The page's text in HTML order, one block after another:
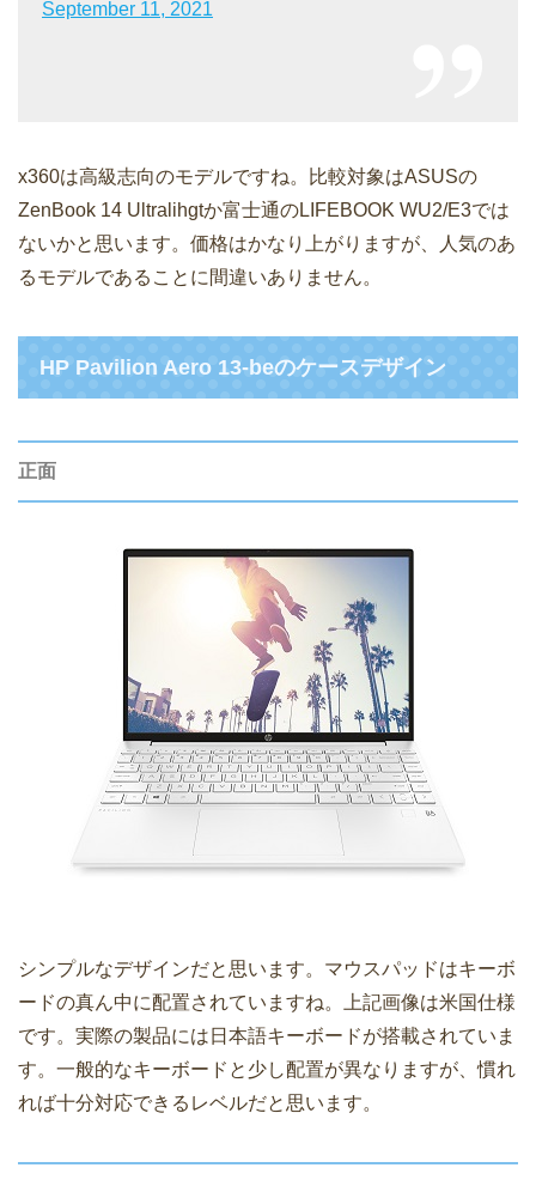
September 11, 2021
x360は高級志向のモデルですね。比較対象はASUSの
ZenBook 14 Ultralihgtか富士通のLIFEBOOK WU2/E3では
ないかと思います。価格はかなり上がりますが、人気のあ
るモデルであることに間違いありません。
HP Pavilion Aero 13-beのケースデザイン
正面
シンプルなデザインだと思います。マウスパッドはキーボ
ードの真ん中に配置されていますね。上記画像は米国仕様
です。実際の製品には日本語キーボードが搭載されていま
す。一般的なキーボードと少し配置が異なりますが、慣れ
れば十分対応できるレベルだと思います。